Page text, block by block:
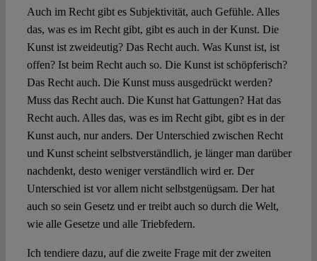
Auch im Recht gibt es Subjektivität, auch Gefühle. Alles
das, was es im Recht gibt, gibt es auch in der Kunst. Die
Kunst ist zweideutig? Das Recht auch. Was Kunst ist, ist
offen? Ist beim Recht auch so. Die Kunst ist schöpferisch?
Das Recht auch. Die Kunst muss ausgedrückt werden?
Muss das Recht auch. Die Kunst hat Gattungen? Hat das
Recht auch. Alles das, was es im Recht gibt, gibt es in der
Kunst auch, nur anders. Der Unterschied zwischen Recht
und Kunst scheint selbstverständlich, je länger man darüber
nachdenkt, desto weniger verständlich wird er. Der
Unterschied ist vor allem nicht selbstgenügsam. Der hat
auch so sein Gesetz und er treibt auch so durch die Welt,
wie alle Gesetze und alle Triebfedern.
Ich tendiere dazu, auf die zweite Frage mit der zweiten